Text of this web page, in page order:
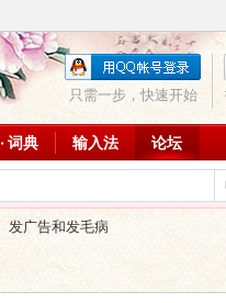
只需一步，快速开始
词典 输入法 论坛
发广告和发毛病